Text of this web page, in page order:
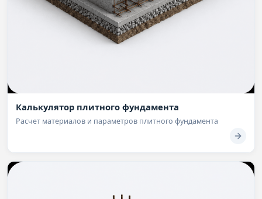
Калькулятор плитного фундамента
Расчет материалов и параметров плитного фундамента